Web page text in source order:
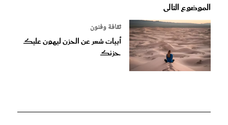
الموضوع التالى
ثقافة وفنون
أبيات شعر عن الحزن ليهون عليك
حزنك